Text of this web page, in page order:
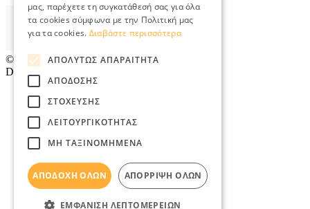
© 2026 TradeRetail.gr- All rights reserved
Designed & developed by
μας, παρέχετε τη συγκατάθεσή σας για όλα
τα cookies σύμφωνα με την Πολιτική μας
για τα cookies. Διαβάστε περισσότερα
ΑΠΟΛΎΤΩΣ ΑΠΑΡΑΊΤΗΤΑ
ΑΠΌΔΟΣΗΣ
ΣΤΌΧΕΥΣΗΣ
ΛΕΙΤΟΥΡΓΙΚΌΤΗΤΑΣ
ΜΗ ΤΑΞΙΝΟΜΗΜΈΝΑ
ΑΠΟΔΟΧΉ ΌΛΩΝ ΑΠΌΡΡΙΨΗ ΌΛΩΝ
ΕΜΦΆΝΙΣΗ ΛΕΠΤΟΜΕΡΕΙΏΝ